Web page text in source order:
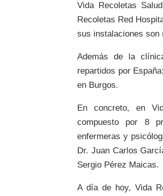
Vida Recoletas
Recoletas Red
sus instalaciones son
Además de la
repartidos por
en Burgos.
En concreto, en
compuesto por 8
enfermeras y
Dr. Juan Carlos
Sergio Pérez Maicas.
A día de hoy, Vida